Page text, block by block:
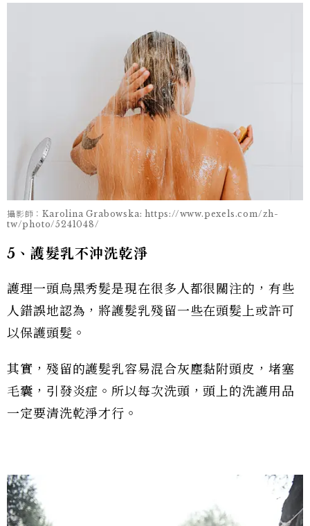
攝影師：Karolina Grabowska: https://www.pexels.com/zh-
tw/photo/5241048/
5、護髮乳不沖洗乾淨
護理一頭烏黑秀髮是現在很多人都很關注的，有些
人錯誤地認為，將護髮乳殘留一些在頭髮上或許可
以保護頭髮。
其實，殘留的護髮乳容易混合灰塵黏附頭皮，堵塞
毛囊，引發炎症。所以每次洗頭，頭上的洗護用品
一定要清洗乾淨才行。